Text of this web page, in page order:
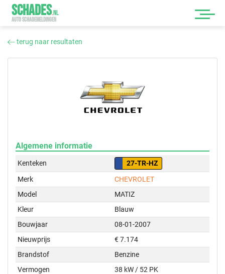
SCHADES.NL
AUTO SCHADEMELDINGEN
terug naar resultaten
Algemene informatie
Kenteken
27-TR-HZ
Merk
CHEVROLET
Model
MATIZ
Kleur
Blauw
Bouwjaar
08-01-2007
Nieuwprijs
€ 7.174
Brandstof
Benzine
Vermogen
38 kW / 52 PK